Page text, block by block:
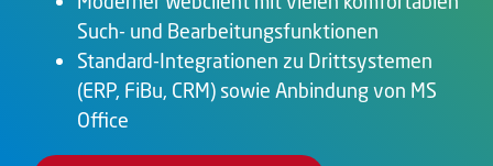
Such- und Bearbeitungsfunktionen
Standard-Integrationen zu Drittsystemen
(ERP, FiBu, CRM) sowie Anbindung von MS
Office